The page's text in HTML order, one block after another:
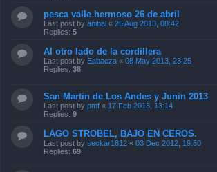
pesca valle hermoso 26 de abril
Last post by anibal « 25 Aug 2013, 08:42
Replies: 5
Al otro lado de la cordillera
Last post by Eabaeza « 08 May 2013, 23:25
Replies: 38
San Martin de Los Andes y Junin 2013
Last post by pmf « 17 Feb 2013, 13:14
Replies: 9
LAGO STROBEL, BAJO EN CEROS.
Last post by seckar1812 « 03 Dec 2012, 19:50
Replies: 69